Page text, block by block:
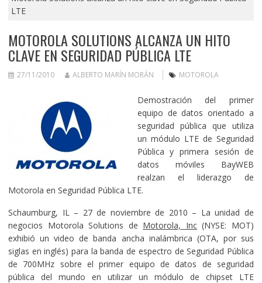
LTE
MOTOROLA SOLUTIONS ALCANZA UN HITO
CLAVE EN SEGURIDAD PÚBLICA LTE
27/11/2010 ALBERTO MARÍN MORÁN MOTOROLA
Demostración del primer
equipo de datos orientado a
seguridad pública que utiliza
un módulo LTE de Seguridad
Pública y primera sesión de
datos móviles BayWEB
realzan el liderazgo de
Motorola en Seguridad Pública LTE.
Schaumburg, IL – 27 de noviembre de 2010 – La unidad de
negocios Motorola Solutions de Motorola, Inc(NYSE: MOT)
exhibió un video de banda ancha inalámbrica (OTA, por sus
siglas en inglés) para la banda de espectro de Seguridad Pública
de 700MHz sobre el primer equipo de datos de seguridad
pública del mundo en utilizar un módulo de chipset LTE